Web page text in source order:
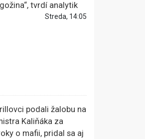
tvrdí analytik
Streda, 14:05
podali žalobu na
Kaliňáka za
o mafii, pridal sa aj